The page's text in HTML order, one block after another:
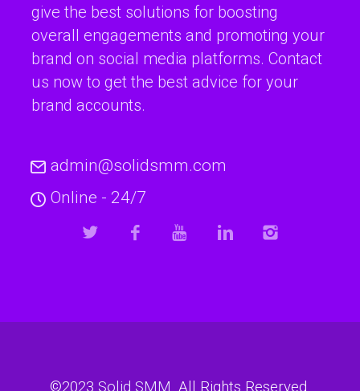
give the best solutions for boosting
overall engagements and promoting your
brand on social media platforms. Contact
us now to get the best advice for your
brand accounts.
admin@solidsmm.com
Online - 24/7
©2023 Solid SMM . All Rights Reserved.